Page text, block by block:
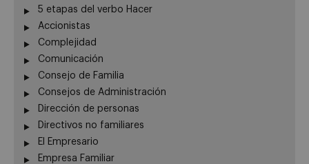
5 etapas del verbo Hacer
Accionistas
Complejidad
Comunicación
Consejo de Familia
Consejos de Administración
Dirección de personas
Directivos no familiares
El Empresario
Empresa Familiar